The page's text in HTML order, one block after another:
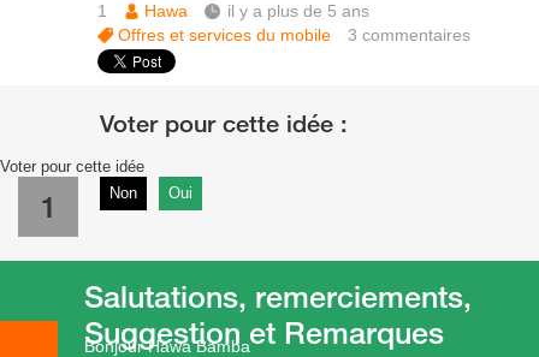
1
Hawa
il y a plus de 5 ans
Offres et services du mobile
3commentaires
Voter pour cette idée
1 Non Oui
Bonjour Hawa Bamba
Salutations, remerciements,
Suggestion et Remarques